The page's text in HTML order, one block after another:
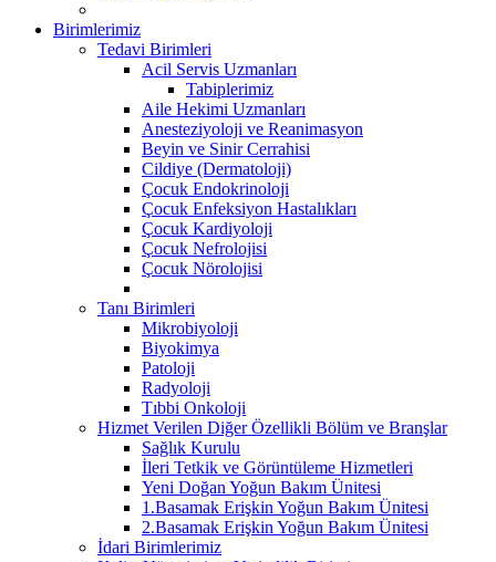
Birimlerimiz
Tedavi Birimleri
Acil Servis Uzmanları
Tabiplerimiz
Aile Hekimi Uzmanları
Anesteziyoloji ve Reanimasyon
Beyin ve Sinir Cerrahisi
Cildiye (Dermatoloji)
Çocuk Endokrinoloji
Çocuk Enfeksiyon Hastalıkları
Çocuk Kardiyoloji
Çocuk Nefrolojisi
Çocuk Nörolojisi
Tanı Birimleri
Mikrobiyoloji
Biyokimya
Patoloji
Radyoloji
Tıbbi Onkoloji
Hizmet Verilen Diğer Özellikli Bölüm ve Branşlar
Sağlık Kurulu
İleri Tetkik ve Görüntüleme Hizmetleri
Yeni Doğan Yoğun Bakım Ünitesi
1.Basamak Erişkin Yoğun Bakım Ünitesi
2.Basamak Erişkin Yoğun Bakım Ünitesi
İdari Birimlerimiz